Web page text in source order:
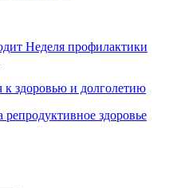
Неделя профилактики
здоровью и долголетию
здоровье